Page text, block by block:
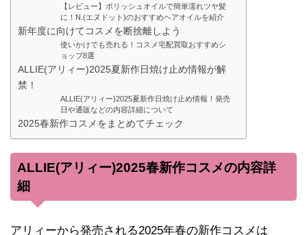
【レビュー】ポリッシュオイルで簡単濡れツヤ髪
に！N.(エヌドット)のおすすめヘアオイルを紹介
新年度に向けてコスメを断捨離しよう
使いかけでも売れる！コスメ宅配買取おすすめシ
ョップ8選
ALLIE(アリィー)2025夏新作日焼け止め情報が解
禁！
ALLIE(アリィー)2025夏新作日焼け止め情報！発売
日や通販などの内容詳細について
2025春新作コスメをまとめてチェック
ALLIE(アリィー)2025春新作コスメの内容詳
細
アリィーから発売される2025年春の新作コスメは